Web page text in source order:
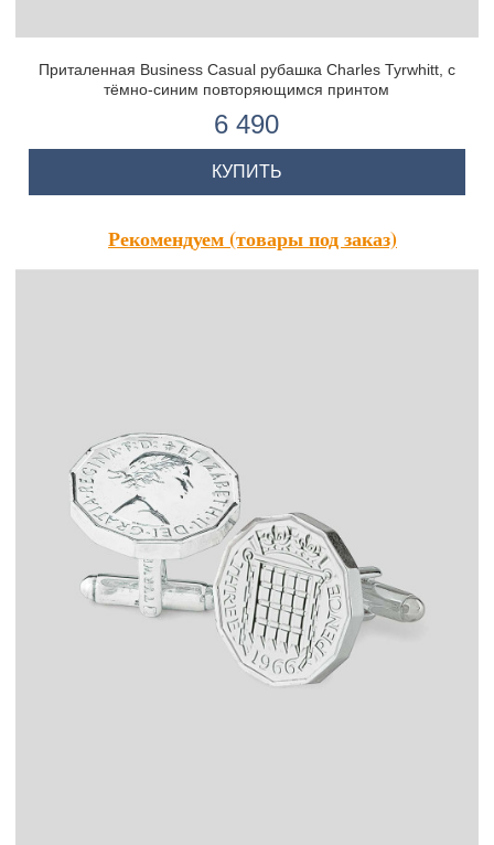
Приталенная Business Casual рубашка Charles Tyrwhitt, с
тёмно-синим повторяющимся принтом
6 490
КУПИТЬ
Рекомендуем (товары под заказ)